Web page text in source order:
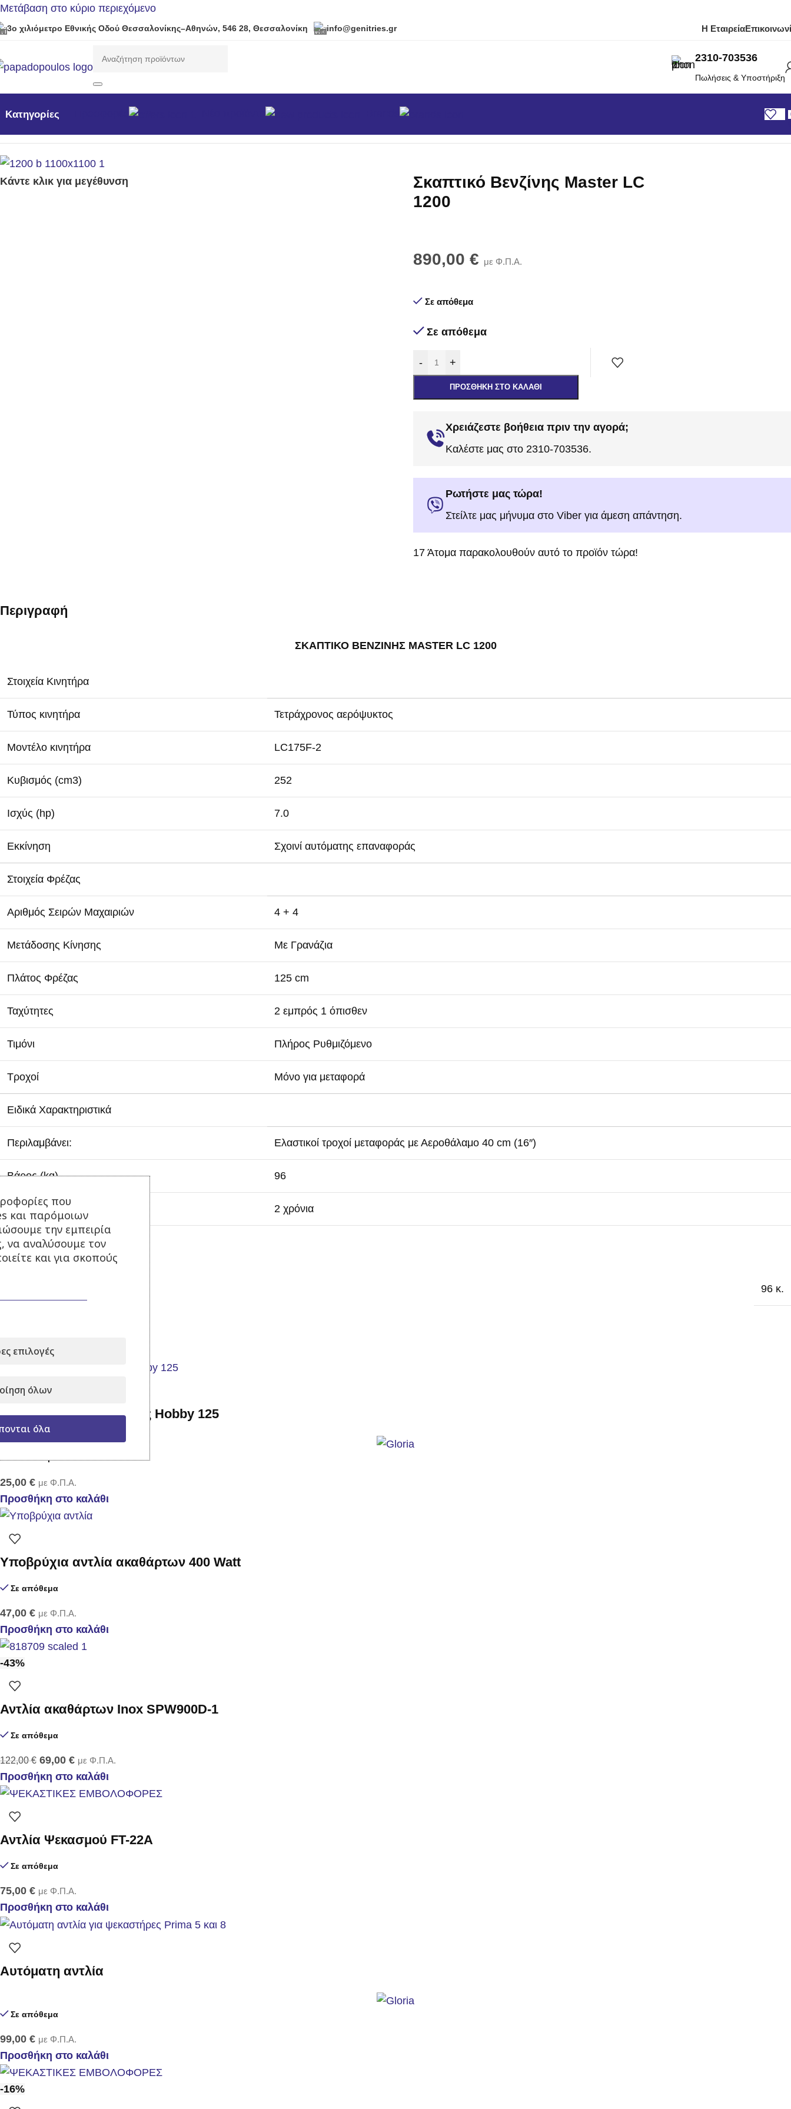
Μετάβαση στο κύριο περιεχόμενο
3ο χιλιόμετρο Εθνικής Οδού Θεσσαλονίκης–Αθηνών, 546 28, Θεσσαλονίκη info@genitries.gr Η Εταιρεία
2310-703536
Πωλήσεις & Υποστήριξη
Κατηγορίες
Κάντε κλικ για μεγέθυνση
Σκαπτικό Βενζίνης Master LC
1200
890,00 € με Φ.Π.Α.
Σε απόθεμα
Σε απόθεμα
- +
ΠΡΟΣΘΉΚΗ ΣΤΟ ΚΑΛΆΘΙ
Χρειάζεστε βοήθεια πριν την αγορά;
Καλέστε μας στο 2310-703536.
Ρωτήστε μας τώρα!
Στείλτε μας μήνυμα στο Viber για άμεση απάντηση.
17 Άτομα παρακολουθούν αυτό το προϊόν τώρα!
Περιγραφή
ΣΚΑΠΤΙΚΟ ΒΕΝΖΙΝΗΣ MASTER LC 1200
Στοιχεία Κινητήρα
Τύπος κινητήρα Τετράχρονος αερόψυκτος
Μοντέλο κινητήρα LC175F-2
Κυβισμός (cm3) 252
Ισχύς (hp) 7.0
Εκκίνηση Σχοινί αυτόματης επαναφοράς
Στοιχεία Φρέζας
Αριθμός Σειρών Μαχαιριών 4 + 4
Μετάδοσης Κίνησης Με Γρανάζια
Πλάτος Φρέζας 125 cm
Ταχύτητες 2 εμπρός 1 όπισθεν
Τιμόνι Πλήρος Ρυθμιζόμενο
Τροχοί Μόνο για μεταφορά
Ειδικά Χαρακτηριστικά
Περιλαμβάνει: Ελαστικοί τροχοί μεταφοράς με Αεροθάλαμο 40 cm (16″)
Βάρος (kg) 96
Εγγύηση 2 χρόνια
Επιπλέον πληροφορίες
96 κ.
Ψεκαστηράκι Προπίεσης Hobby 125
25,00 € με Φ.Π.Α.
Προσθήκη στο καλάθι
Υποβρύχια αντλία ακαθάρτων 400 Watt
Σε απόθεμα
47,00 € με Φ.Π.Α.
Προσθήκη στο καλάθι
-43%
Αντλία ακαθάρτων Inox SPW900D-1
Σε απόθεμα
122,00€ 69,00 € με Φ.Π.Α.
Προσθήκη στο καλάθι
Αντλία Ψεκασμού FT-22Α
Σε απόθεμα
75,00 € με Φ.Π.Α.
Προσθήκη στο καλάθι
Αυτόματη αντλία
Σε απόθεμα
99,00 € με Φ.Π.Α.
Προσθήκη στο καλάθι
-16%
που
και παρόμοιων
την εμπειρία
να αναλύσουμε τον
και για σκοπούς
επιλογές
όλων
όλα